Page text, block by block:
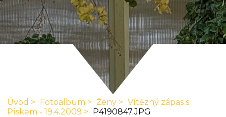
Úvod Fotoalbum Ženy
Vítězný zápas s
Pískem - 19.4.2009
P4190847.JPG